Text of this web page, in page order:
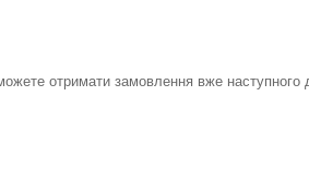
отримати замовлення вже наступного